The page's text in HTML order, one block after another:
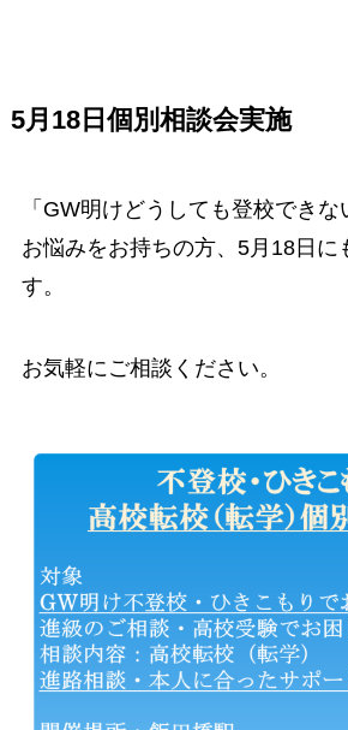
5月18日個別相談会実施
「GW明けどうしても登校でき
お悩みをお持ちの方、5月18日に
す。
お気軽にご相談ください。